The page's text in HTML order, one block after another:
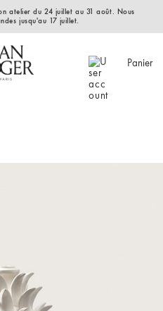
atelier du 24 juillet au 31 août. Nous
jusqu'au 17 juillet.
Panier